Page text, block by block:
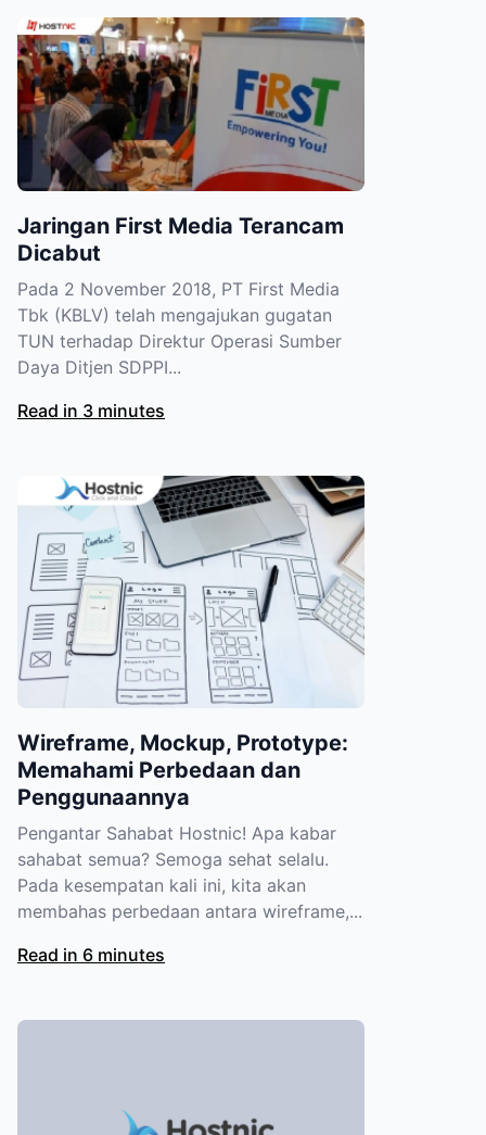
Jaringan First Media Terancam
Dicabut
Pada 2 November 2018, PT First Media
Tbk (KBLV) telah mengajukan gugatan
TUN terhadap Direktur Operasi Sumber
Daya Ditjen SDPPI...
Read in 3 minutes
Wireframe, Mockup, Prototype:
Memahami Perbedaan dan
Penggunaannya
Pengantar Sahabat Hostnic! Apa kabar
sahabat semua? Semoga sehat selalu.
Pada kesempatan kali ini, kita akan
membahas perbedaan antara wireframe,...
Read in 6 minutes